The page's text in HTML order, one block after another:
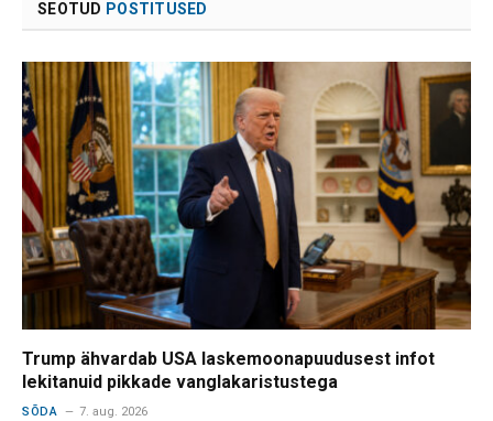
SEOTUD POSTITUSED
Trump ähvardab USA laskemoonapuudusest infot
lekitanuid pikkade vanglakaristustega
SÕDA 7. aug. 2026